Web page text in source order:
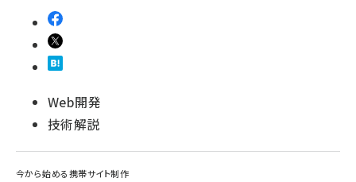
Web開発
技術解説
今から始める携帯サイト制作